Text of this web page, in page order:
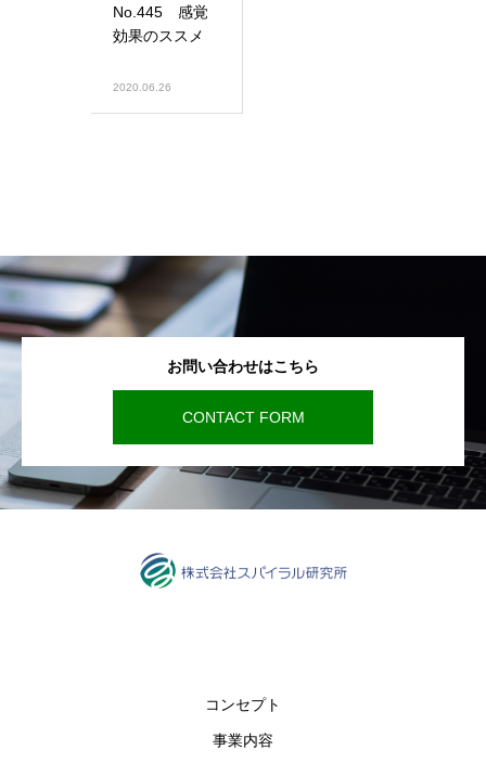
No.445 感覚
効果のススメ
2020.06.26
お問い合わせはこちら
CONTACT FORM
コンセプト
事業内容